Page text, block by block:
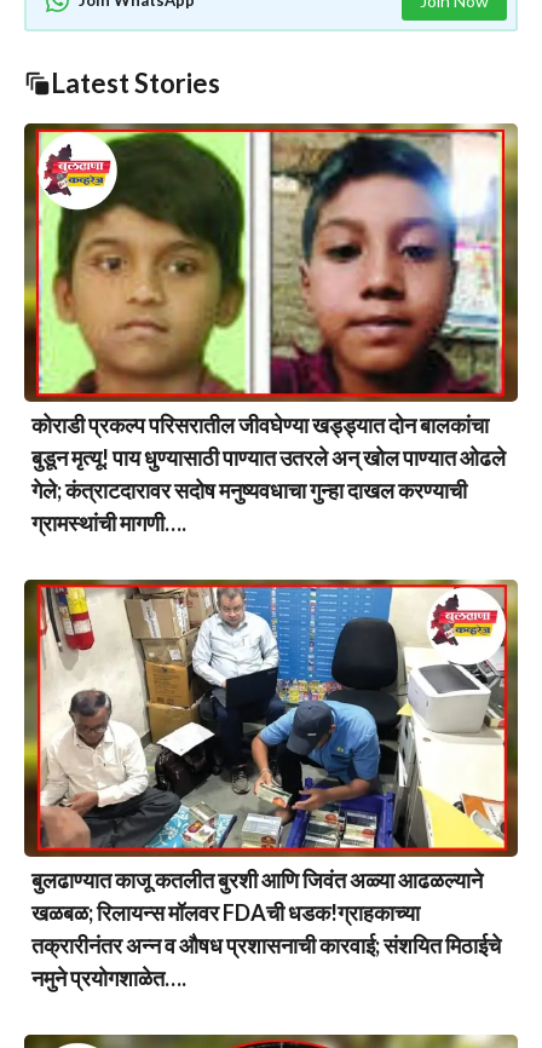
Latest Stories
कोराडी प्रकल्प परिसरातील जीवघेण्या खड्ड्यात दोन बालकांचा
बुडून मृत्यू! पाय धुण्यासाठी पाण्यात उतरले अन् खोल पाण्यात ओढले
गेले; कंत्राटदारावर सदोष मनुष्यवधाचा गुन्हा दाखल करण्याची
ग्रामस्थांची मागणी….
बुलढाण्यात काजू कतलीत बुरशी आणि जिवंत अळ्या आढळल्याने
खळबळ; रिलायन्स मॉलवर FDAची धडक!ग्राहकाच्या
तक्रारीनंतर अन्न व औषध प्रशासनाची कारवाई; संशयित मिठाईचे
नमुने प्रयोगशाळेत….